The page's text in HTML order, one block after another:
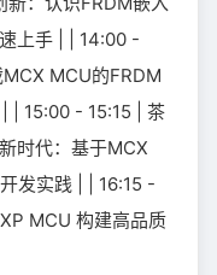
上手 | | 14:00 -
MCU的FRDM
| 15:00 - 15:15 | 茶
时代：基于MCX
发实践 | | 16:15 -
MCU 构建高品质